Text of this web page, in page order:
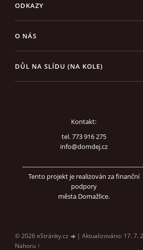
ODKAZY
O NÁS
DŮL NA SLÍDU (NA KOLE)
Kontakt:
tel. 773 916 275
info@domdej.cz
Tento projekt je realizován za finanční
podpory
města Domažlice.
© 2026 eStránky.cz | Aktualizováno: 17. 7.
Nahoru ↑